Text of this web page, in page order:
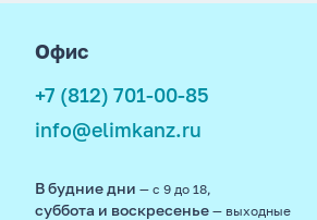
Офис
+7 (812) 701-00-85
info@elimkanz.ru
В будние дни — с 9 до 18,
суббота и воскресенье — выходные